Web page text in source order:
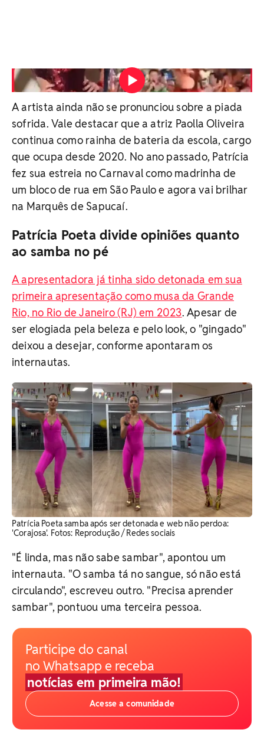
Rafinha Bastos faz deboche de Patrícia Poeta
Reprodução/Redes Sociais
A artista ainda não se pronunciou sobre a piada
sofrida. Vale destacar que a atriz Paolla Oliveira
continua como rainha de bateria da escola, cargo
que ocupa desde 2020. No ano passado, Patrícia
fez sua estreia no Carnaval como madrinha de
um bloco de rua em São Paulo e agora vai brilhar
na Marquês de Sapucaí.
Patrícia Poeta divide opiniões quanto
ao samba no pé
A apresentadora já tinha sido detonada em sua
primeira apresentação como musa da Grande
Rio, no Rio de Janeiro (RJ) em 2023. Apesar de
ser elogiada pela beleza e pelo look, o "gingado"
deixou a desejar, conforme apontaram os
internautas.
Patrícia Poeta samba após ser detonada e web não perdoa:
'Corajosa'. ​Fotos: Reprodução / Redes sociais
"É linda, mas não sabe sambar", apontou um
internauta. "O samba tá no sangue, só não está
circulando", escreveu outro. "Precisa aprender
sambar", pontuou uma terceira pessoa.
Participe do canal
no Whatsapp e receba
notícias em primeira mão!
Acesse a comunidade